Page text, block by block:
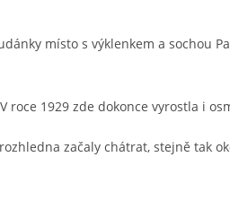
místo s výklenkem a sochou
1929 zde dokonce vyrostla i
začaly chátrat, stejně tak